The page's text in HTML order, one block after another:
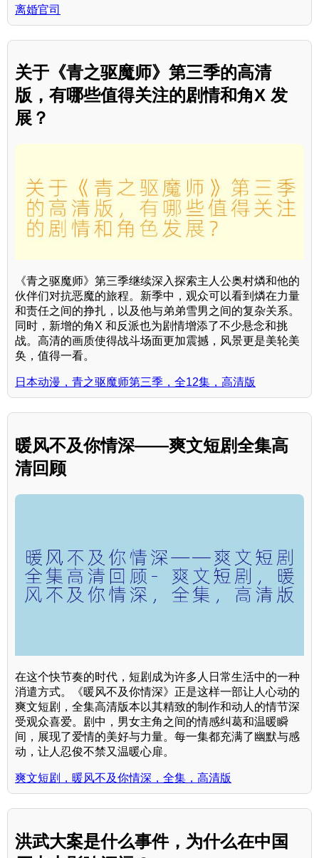
离婚官司
关于《青之驱魔师》第三季的高清
版，有哪些值得关注的剧情和角X 发
展？
《青之驱魔师》第三季继续深入探索主人公奥村燐和他的
伙伴们对抗恶魔的旅程。新季中，观众可以看到燐在力量
和责任之间的挣扎，以及他与弟弟雪男之间的复杂关系。
同时，新增的角X 和反派也为剧情增添了不少悬念和挑
战。高清的画质使得战斗场面更加震撼，风景更是美轮美
奂，值得一看。
日本动漫，青之驱魔师第三季，全12集，高清版
暖风不及你情深——爽文短剧全集高
清回顾
在这个快节奏的时代，短剧成为许多人日常生活中的一种
消遣方式。《暖风不及你情深》正是这样一部让人心动的
爽文短剧，全集高清版本以其精致的制作和动人的情节深
受观众喜爱。剧中，男女主角之间的情感纠葛和温暖瞬
间，展现了爱情的美好与力量。每一集都充满了幽默与感
动，让人忍俊不禁又温暖心扉。
爽文短剧，暖风不及你情深，全集，高清版
洪武大案是什么事件，为什么在中国